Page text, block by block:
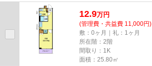
通学が楽になります。門前仲町...
12.9万円
(管理費・共益費 11,000円)
敷：0ヶ月｜礼：1ヶ月
所在階：2階
間取り：1K
面積：25.80㎡